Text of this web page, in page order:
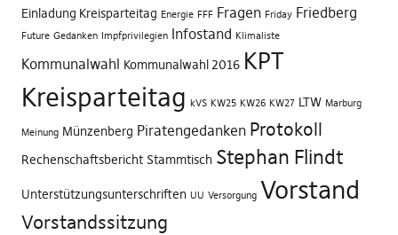
Einladung Kreisparteitag Energie FFF Fragen Friday Friedberg
Future Gedanken Impfprivilegien Infostand Klimaliste
Kommunalwahl Kommunalwahl 2016 KPT
Kreisparteitag kVS KW25 KW26 KW27 LTW Marburg
Meinung Münzenberg Piratengedanken Protokoll
Rechenschaftsbericht Stammtisch Stephan Flindt
Unterstützungsunterschriften UU Versorgung Vorstand
Vorstandssitzung